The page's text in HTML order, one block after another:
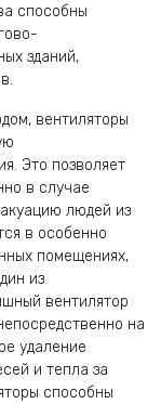
способны
зданий,
вентиляторы
Это позволяет
в случае
людей из
в особенно
помещениях,
из
вентилятор
на
удаление
и тепла за
способны